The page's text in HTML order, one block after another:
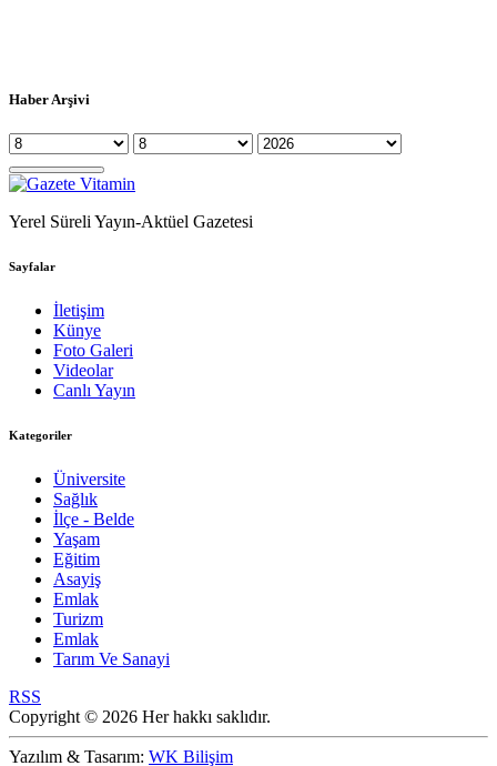
Haber Arşivi
Yerel Süreli Yayın-Aktüel Gazetesi
Sayfalar
İletişim
Künye
Foto Galeri
Videolar
Canlı Yayın
Kategoriler
Üniversite
Sağlık
İlçe - Belde
Yaşam
Eğitim
Asayiş
Emlak
Turizm
Emlak
Tarım Ve Sanayi
RSS
Copyright © 2026 Her hakkı saklıdır.
Yazılım & Tasarım: WK Bilişim